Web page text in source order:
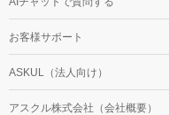
お客様サポート
ASKUL（法人向け）
アスクル株式会社（会社概要）